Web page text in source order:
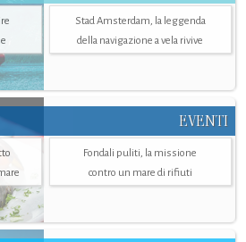
Stad Amsterdam, la leggenda
della navigazione a vela rivive
EVENTI
Fondali puliti, la missione
contro un mare di rifiuti